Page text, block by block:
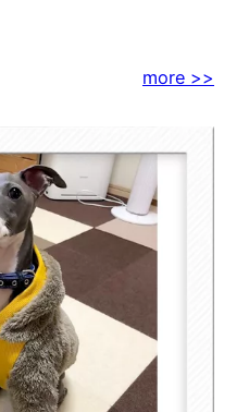
more >>